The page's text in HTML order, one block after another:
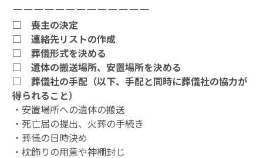
ーーーーーーーーーーーーー
□ 喪主の決定
□ 連絡先リストの作成
□ 葬儀形式を決める
□ 遺体の搬送場所、安置場所を決める
□ 葬儀社の手配（以下、手配と同時に葬儀社の協力が
得られること）
・安置場所への遺体の搬送
・死亡届の提出、火葬の手続き
・葬儀の日時決め
・枕飾りの用意や神棚封じ